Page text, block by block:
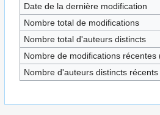
Date de la dernière modification
Nombre total de modifications
Nombre total d'auteurs distincts
Nombre de modifications
Nombre d'auteurs distincts récents